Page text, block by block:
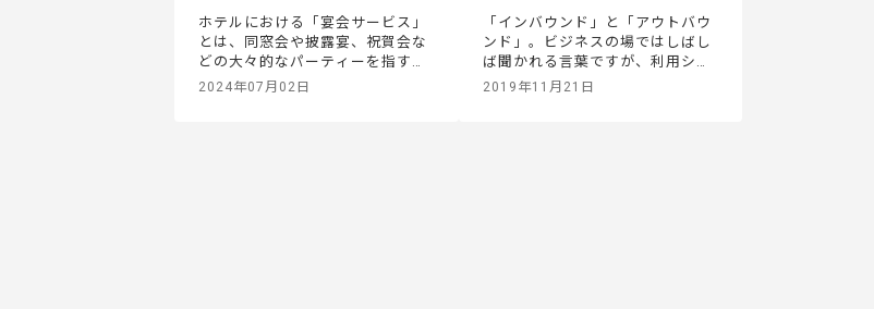
ホテルにおける「宴会サービス」
とは、同窓会や披露宴、祝賀会な
どの大々的なパーティーを指すこ
とが一般的です。現場ではさまざ
2024年07月02日
「インバウンド」と「アウトバウ
ンド」。ビジネスの場ではしばし
ば聞かれる言葉ですが、利用シー
ンによって意味が違っており、わ
2019年11月21日